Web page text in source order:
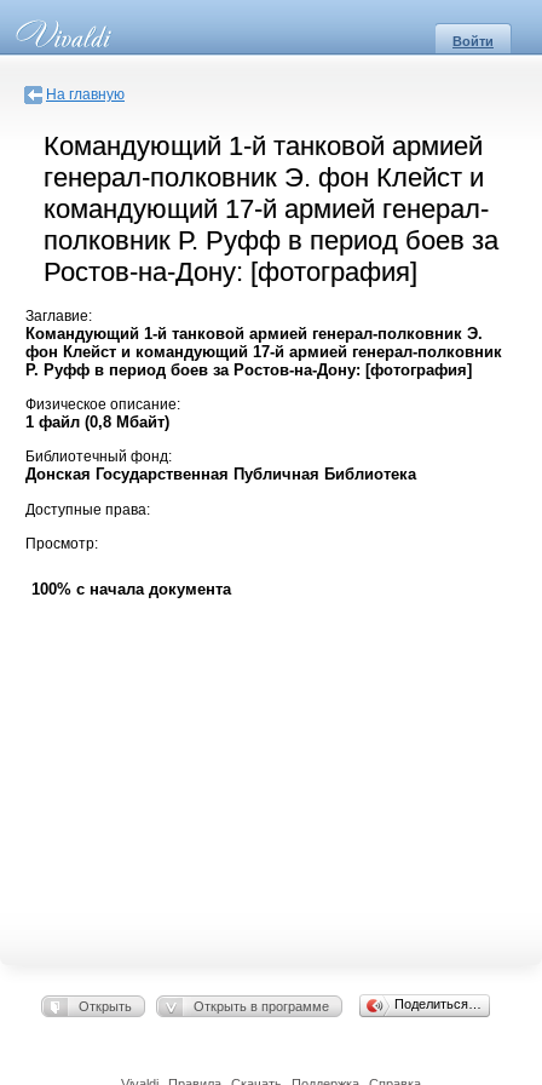
Войти
На главную
Командующий 1-й танковой армией
генерал-полковник Э. фон Клейст и
командующий 17-й армией генерал-
полковник Р. Руфф в период боев за
Ростов-на-Дону: [фотография]
Заглавие:
Командующий 1-й танковой армией генерал-полковник Э.
фон Клейст и командующий 17-й армией генерал-полковник
Р. Руфф в период боев за Ростов-на-Дону: [фотография]
Физическое описание:
1 файл (0,8 Мбайт)
Библиотечный фонд:
Донская Государственная Публичная Библиотека
Доступные права:
Просмотр:
100% с начала документа
Открыть Открыть в программе Поделиться…